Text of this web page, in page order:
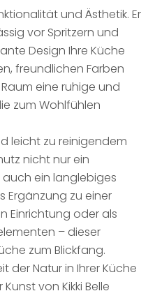
und Ästhetik. Er
vor Spritzern und
Design Ihre Küche
freundlichen Farben
eine ruhige und
zum Wohlfühlen
leicht zu reinigendem
nicht nur ein
ein langlebiges
Ergänzung zu einer
Einrichtung oder als
– dieser
zum Blickfang.
der Natur in Ihrer Küche
von Kikki Belle